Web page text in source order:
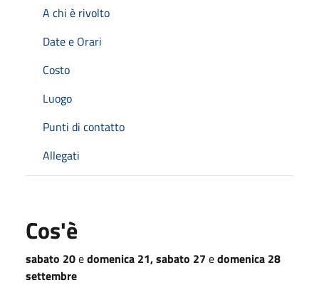
A chi è rivolto
Date e Orari
Costo
Luogo
Punti di contatto
Allegati
Cos'è
sabato 20edomenica 21, sabato 27 edomenica 28
settembre